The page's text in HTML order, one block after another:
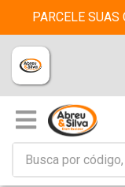
PARCELE